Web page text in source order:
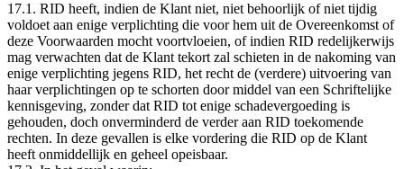
17.1. RID heeft, indien de Klant niet, niet behoorlijk of niet tijdig
voldoet aan enige verplichting die voor hem uit de Overeenkomst of
deze Voorwaarden mocht voortvloeien, of indien RID redelijkerwijs
mag verwachten dat de Klant tekort zal schieten in de nakoming van
enige verplichting jegens RID, het recht de (verdere) uitvoering van
haar verplichtingen op te schorten door middel van een Schriftelijke
kennisgeving, zonder dat RID tot enige schadevergoeding is
gehouden, doch onverminderd de verder aan RID toekomende
rechten. In deze gevallen is elke vordering die RID op de Klant
heeft onmiddellijk en geheel opeisbaar.